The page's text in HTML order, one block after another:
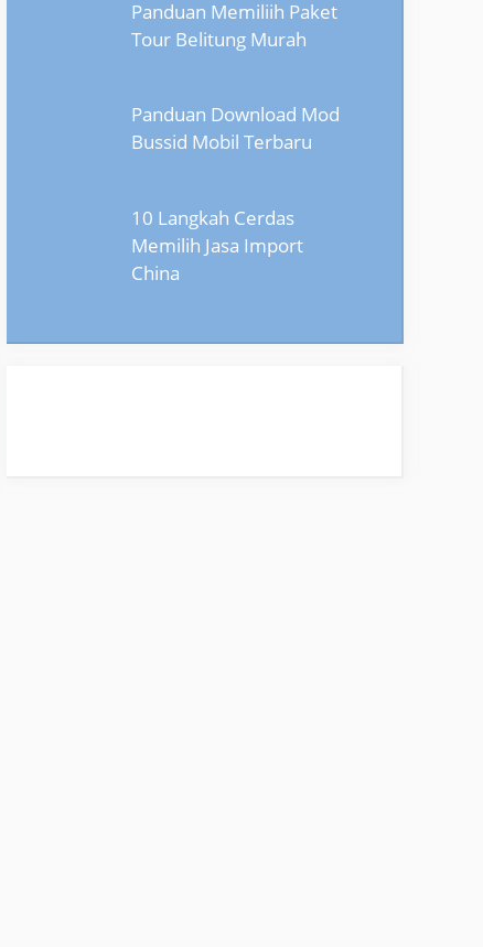
Panduan Memiliih Paket
Tour Belitung Murah
Panduan Download Mod
Bussid Mobil Terbaru
10 Langkah Cerdas
Memilih Jasa Import
China